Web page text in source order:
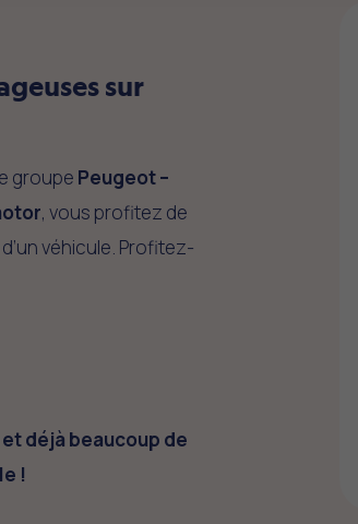
sur
groupe Peugeot –
, vous profitez de
véhicule. Profitez-
et déjà beaucoup de
!